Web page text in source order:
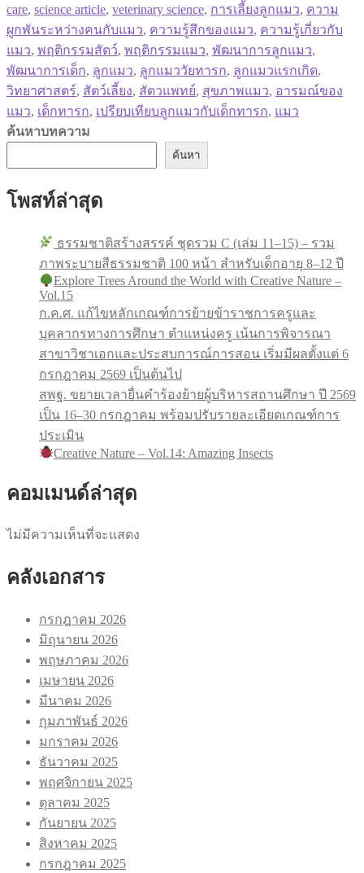
care, science article, veterinary science, การเลี้ยงลูกแมว, ความ
ผูกพันระหว่างคนกับแมว, ความรู้สึกของแมว, ความรู้เกี่ยวกับ
แมว, พฤติกรรมสัตว์, พฤติกรรมแมว, พัฒนาการลูกแมว,
พัฒนาการเด็ก, ลูกแมว, ลูกแมววัยทารก, ลูกแมวแรกเกิด,
วิทยาศาสตร์, สัตว์เลี้ยง, สัตวแพทย์, สุขภาพแมว, อารมณ์ของ
แมว, เด็กทารก, เปรียบเทียบลูกแมวกับเด็กทารก, แมว
ค้นหาบทความ
ค้นหา
โพสท์ล่าสุด
ธรรมชาติสร้างสรรค์ ชุดรวม C (เล่ม 11–15) – รวม
ภาพระบายสีธรรมชาติ 100 หน้า สำหรับเด็กอายุ 8–12 ปี
Explore Trees Around the World with Creative Nature –
Vol.15
ก.ค.ศ. แก้ไขหลักเกณฑ์การย้ายข้าราชการครูและ
บุคลากรทางการศึกษา ตำแหน่งครู เน้นการพิจารณา
สาขาวิชาเอกและประสบการณ์การสอน เริ่มมีผลตั้งแต่ 6
กรกฎาคม 2569 เป็นต้นไป
สพฐ. ขยายเวลายื่นคำร้องย้ายผู้บริหารสถานศึกษา ปี 2569
เป็น 16–30 กรกฎาคม พร้อมปรับรายละเอียดเกณฑ์การ
ประเมิน
Creative Nature – Vol.14: Amazing Insects
คอมเมนด์ล่าสุด
ไม่มีความเห็นที่จะแสดง
คลังเอกสาร
กรกฎาคม 2026
มิถุนายน 2026
พฤษภาคม 2026
เมษายน 2026
มีนาคม 2026
กุมภาพันธ์ 2026
มกราคม 2026
ธันวาคม 2025
พฤศจิกายน 2025
ตุลาคม 2025
กันยายน 2025
สิงหาคม 2025
กรกฎาคม 2025